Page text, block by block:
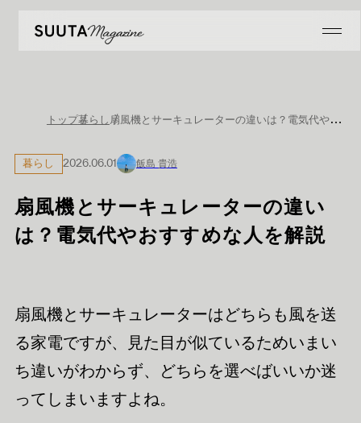
トップ暮らし 扇風機とサーキュレーターの違いは？電気代やおすすめな人を解説
暮らし 2026.06.01 飯島 貴浩
扇風機とサーキュレーターの違い
は？電気代やおすすめな人を解説
扇風機とサーキュレーターはどちらも風を送
る家電ですが、見た目が似ているためいまい
ち違いがわからず、どちらを選べばいいか迷
ってしまいますよね。